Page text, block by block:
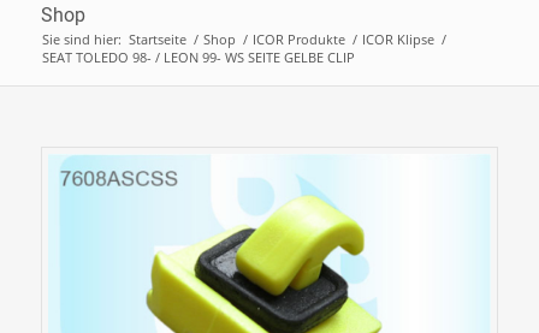
Shop
Sie sind hier: Startseite / Shop / ICOR Produkte / ICOR Klipse /
SEAT TOLEDO 98- / LEON 99- WS SEITE GELBE CLIP